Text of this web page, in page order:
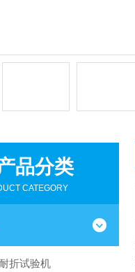
品分类
CATEGORY
折试验机